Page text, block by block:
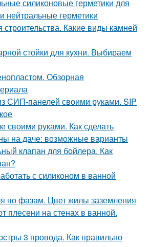
силиконовые герметики для
нейтральные герметики
Какие виды камней
стойки для кухни. Выбираем
Обзорная
СИП-панелей своими руками. SIP
своими руками. Как сделать
на даче: возможные варианты
клапан для бойлера. Как
с силиконом в ванной
по фазам. Цвет жилы заземления
плесени на стенах в ванной.
3 провода. Как правильно